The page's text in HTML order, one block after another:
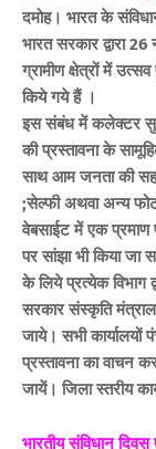
दमोह। भारत के
भारत सरकार द्वारा
ग्रामीण क्षेत्रों में उत्सव
किये गये हैं ।
इस संबंध में कलेक्टर
की प्रस्तावना के
साथ आम जनता की
;सेल्फी अथवा अन्य
वेबसाईट में एक प्रमाण
पर सांझा भी किया जा
के लिये प्रत्येक विभाग
सरकार संस्कृति
जाये। सभी कार्यालयों
प्रस्तावना का वाचन
जायें। जिला स्तरीय
भारतीय संविधान